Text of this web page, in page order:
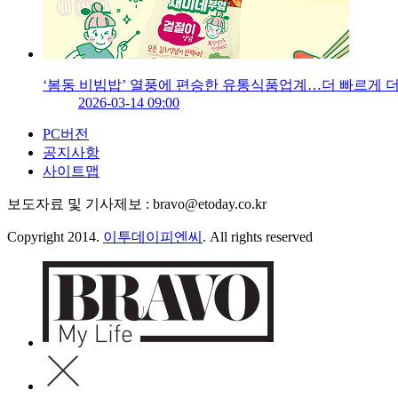
‘봄동 비빔밥’ 열풍에 편승한 유통식품업계…더 빠르게
2026-03-14 09:00
PC버전
공지사항
사이트맵
보도자료 및 기사제보 : bravo@etoday.co.kr
Copyright 2014. 이투데이피엔씨 . All rights reserved